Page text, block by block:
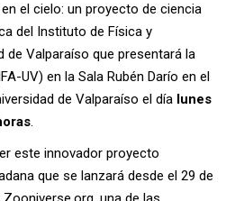
el cielo: un proyecto de ciencia
del Instituto de Física y
de Valparaíso que presentará la
UV) en la Sala Rubén Darío en el
de Valparaíso el día lunes
.
este innovador proyecto
que se lanzará desde el 29 de